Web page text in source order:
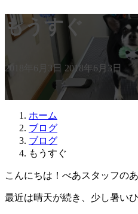
もうすぐ
2018年6月3日 終
更
新
2018年6月3日
ホーム
ブログ
ブログ
もうすぐ
こんにちは！べあスタッフの
最近は晴天が続き、少し暑い